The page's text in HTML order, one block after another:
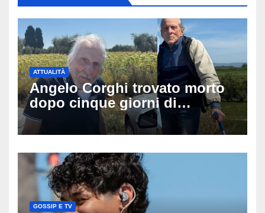
ATTUALITÀ
Angelo Corghi trovato morto
dopo cinque giorni di
ricerche: il giallo dell’80enne
scomparso dopo essere
GOSSIP E TV